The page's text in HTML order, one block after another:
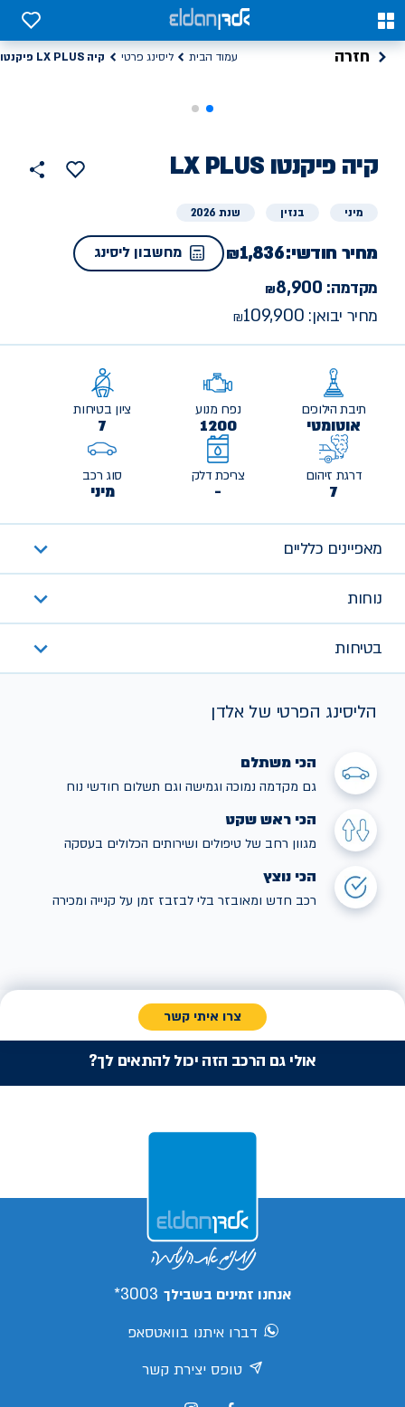
0
0
חזרה עמוד הבית ליסינג פרטי קיה LX PLUS פיקנטו
ליסינג
קיה LX PLUS פיקנטו
הוסף
למועדפים
מיני בנזין שנת 2026
מחיר חודשי:1,836 מחשבון ליסינג
מקדמה: 8,900
מחיר יבואן: 109,900
תיבת הילוכים
אוטומטי
נפח מנוע
1200
ציון בטיחות
7
דרגת זיהום
7
צריכת דלק
-
סוג רכב
מיני
מאפיינים כלליים
נוחות
בטיחות
הליסינג הפרטי של אלדן
הכי משתלם
גם מקדמה נמוכה וגמישה וגם תשלום חודשי נוח
הכי ראש שקט
מגוון רחב של טיפולים ושירותים הכלולים בעסקה
הכי נוצץ
רכב חדש ומאובזר בלי לבזבז זמן על קנייה ומכירה
צרו איתי קשר
אולי גם הרכב הזה יכול להתאים לך?
אנחנו זמינים בשבילך 3003*
דברו איתנו בוואטסאפ
טופס יצירת קשר